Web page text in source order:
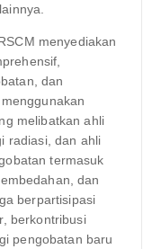
menyediakan
dan
melibatkan ahli
radiasi, dan ahli
termasuk
dan
berpartisipasi
berkontribusi
pengobatan baru